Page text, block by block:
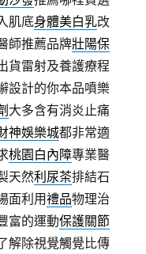
肌底身體美白乳改
師推薦品牌壯陽保
貨雷射及養護療程
設計的你本品噴樂
大多含有消炎止痛
神娛樂城都非常適
桃園白內障專業醫
天然利尿茶排結石
面利用禮品物理治
富的運動保護關節
解除視覺觸覺比傳